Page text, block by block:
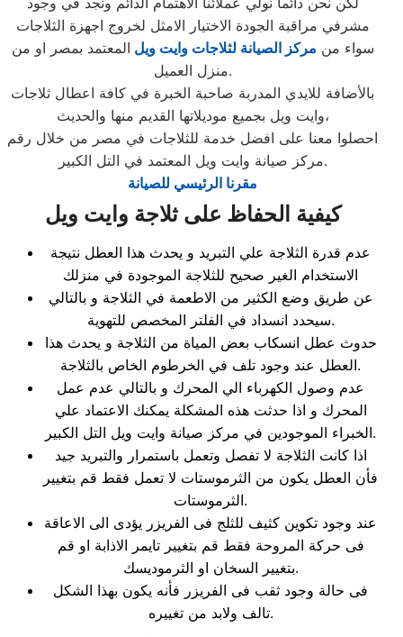
مشرفي مراقبة الجودة الاختيار الامثل لخروج اجهزة الثلاجات
سواء من مركز الصيانة لثلاجات وايت ويل المعتمد بمصر او من
منزل العميل.
بالأضافة للايدي المدربة صاحبة الخبرة في كافة اعطال ثلاجات
وايت ويل بجميع موديلاتها القديم منها والحديث،
احصلوا معنا على افضل خدمة للثلاجات في مصر من خلال رقم
مركز صيانة وايت ويل المعتمد في التل الكبير.
مقرنا الرئيسي للصيانة
كيفية الحفاظ على ثلاجة وايت ويل
عدم قدرة الثلاجة علي التبريد و يحدث هذا العطل نتيجة
الاستخدام الغير صحيح للثلاجة الموجودة في منزلك
عن طريق وضع الكثير من الاطعمة في الثلاجة و بالتالي
سيحدد انسداد في الفلتر المخصص للتهوية.
حدوث عطل انسكاب بعض المياة من الثلاجة و يحدث هذا
العطل عند وجود تلف في الخرطوم الخاص بالثلاجة.
عدم وصول الكهرباء الي المحرك و بالتالي عدم عمل
المحرك و اذا حدثت هذه المشكلة يمكنك الاعتماد علي
الخبراء الموجودين في مركز صيانة وايت ويل التل الكبير.
اذا كانت الثلاجة لا تفصل وتعمل باستمرار والتبريد جيد
فأن العطل يكون من الثرموستات لا تعمل فقط قم بتغيير
الثرموستات.
عند وجود تكوين كثيف للثلج فى الفريزر يؤدى الى الاعاقة
فى حركة المروحة فقط قم بتغيير تايمر الاذابة او قم
بتغيير السخان او الثرموديسك.
فى حالة وجود ثقب فى الفريزر فأنه يكون بهذا الشكل
تالف ولابد من تغييره.